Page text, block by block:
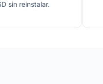
sin reinstalar.